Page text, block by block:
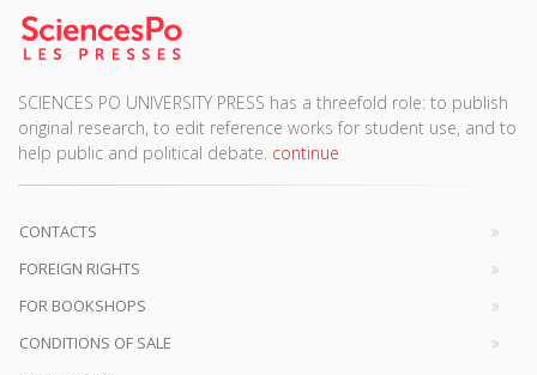
SCIENCES PO UNIVERSITY PRESS has a threefold role: to publish
original research, to edit reference works for student use, and to
help public and political debate. continue
CONTACTS
FOREIGN RIGHTS
FOR BOOKSHOPS
CONDITIONS OF SALE